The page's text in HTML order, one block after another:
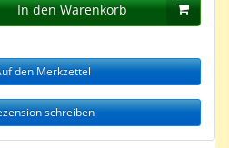
In den Warenkorb
den Merkzettel
schreiben